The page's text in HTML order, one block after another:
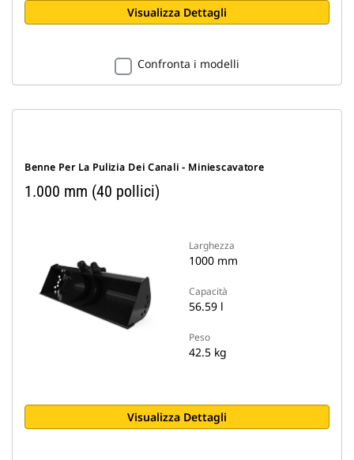
Visualizza Dettagli
Confronta i modelli
Benne Per La Pulizia Dei Canali - Miniescavatore
1.000 mm (40 pollici)
Larghezza
1000 mm
Capacità
56.59 l
Peso
42.5 kg
Visualizza Dettagli